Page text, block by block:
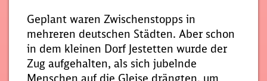
Geplant waren Zwischenstopps in
mehreren deutschen Städten. Aber schon
in dem kleinen Dorf Jestetten wurde der
Zug aufgehalten, als sich jubelnde
Menschen auf die Gleise drängten, um